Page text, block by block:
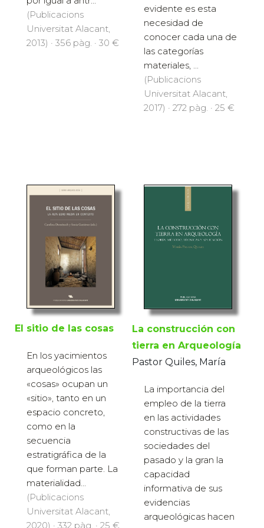
(Publicacions
Universitat Alacant,
2013) · 356 pàg. · 30 €
evidente es esta
necesidad de
conocer cada una de
las categorías
materiales, ...
(Publicacions
Universitat Alacant,
2017) · 272 pàg. · 25 €
El sitio de las cosas
En los yacimientos
arqueológicos las
«cosas» ocupan un
«sitio», tanto en un
espacio concreto,
como en la
secuencia
estratigráfica de la
que forman parte. La
materialidad...
(Publicacions
Universitat Alacant,
2020) · 332 pàg. · 25 €
La construcción con
tierra en Arqueología
Pastor Quiles, María
La importancia del
empleo de la tierra
en las actividades
constructivas de las
sociedades del
pasado y la gran la
capacidad
informativa de sus
evidencias
arqueológicas hacen